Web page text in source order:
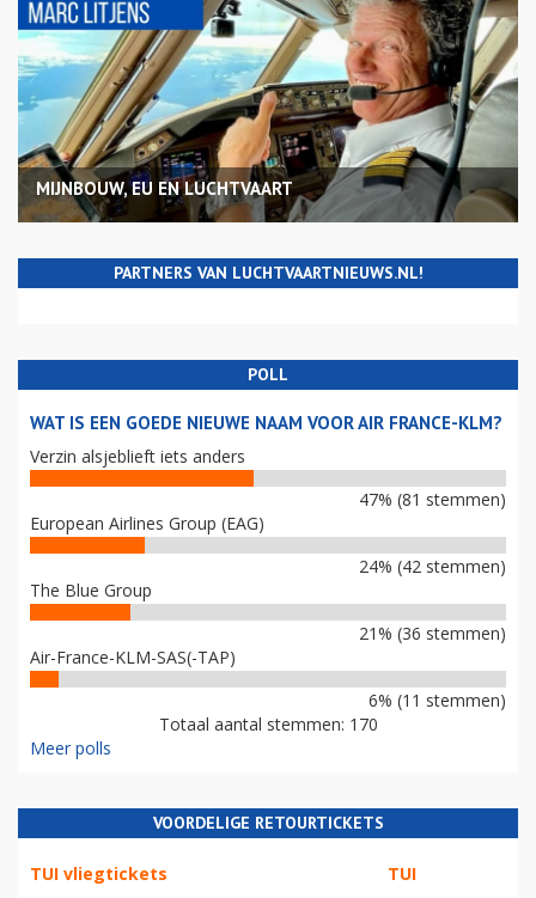
MIJNBOUW, EU EN LUCHTVAART
PARTNERS VAN LUCHTVAARTNIEUWS.NL!
POLL
WAT IS EEN GOEDE NIEUWE NAAM VOOR AIR FRANCE-KLM?
Verzin alsjeblieft iets anders
47% (81 stemmen)
European Airlines Group (EAG)
24% (42 stemmen)
The Blue Group
21% (36 stemmen)
Air-France-KLM-SAS(-TAP)
6% (11 stemmen)
Totaal aantal stemmen: 170
Meer polls
VOORDELIGE RETOURTICKETS
TUI vliegtickets TUI